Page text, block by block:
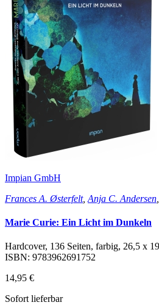
Impian GmbH
Frances A. Østerfelt, Anja C. Andersen
Marie Curie: Ein Licht im Dunkeln
Hardcover, 136 Seiten, farbig, 26,5 x
ISBN: 9783962691752
14,95 €
Sofort lieferbar